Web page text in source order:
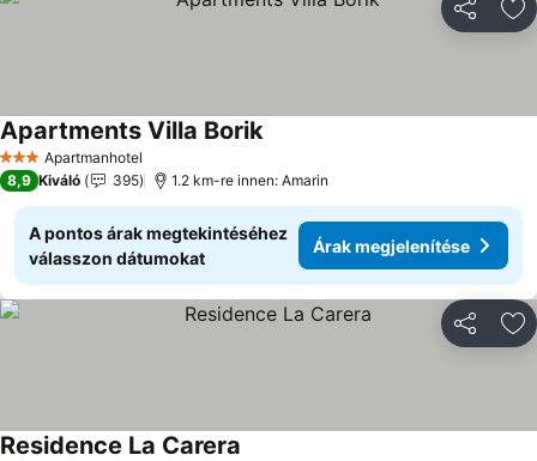
3 KategóriaApartmanhotel
Apartments Villa BorikÁrak megjelenítése
8,9 Kiváló 395 1.2 km-re innen: Amarin
A pontos árak megtekintéséhez
válasszon dátumokat
Árak megjelenítése
Residence La Carera